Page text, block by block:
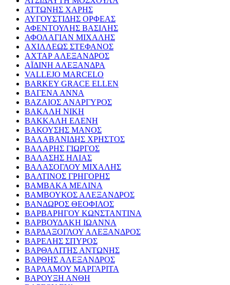
ΑΤΤΩΝΗΣ ΧΑΡΗΣ
ΑΥΓΟΥΣΤΙΔΗΣ ΟΡΦΕΑΣ
ΑΦΕΝΤΟΥΛΗΣ ΒΑΣΙΛΗΣ
ΑΦΟΛΑΓΙΑΝ ΜΙΧΑΛΗΣ
ΑΧΙΛΛΕΩΣ ΣΤΕΦΑΝΟΣ
ΑΧΤΑΡ ΑΛΕΞΑΝΔΡΟΣ
ΑΪΔΙΝΗ ΑΛΕΞΑΝΔΡΑ
VALLEJO MARCELO
BARKEY GRACE ELLEN
ΒΑΓΕΝΑ ΑΝΝΑ
ΒΑΖΑΙΟΣ ΑΝΑΡΓΥΡΟΣ
ΒΑΚΑΛΗ ΝΙΚΗ
ΒΑΚΚΑΛΗ ΕΛΕΝΗ
ΒΑΚΟΥΣΗΣ ΜΑΝΟΣ
ΒΑΛΑΒΑΝΙΔΗΣ ΧΡΗΣΤΟΣ
ΒΑΛΑΡΗΣ ΓΙΩΡΓΟΣ
ΒΑΛΑΣΗΣ ΗΛΙΑΣ
ΒΑΛΑΣΟΓΛΟΥ ΜΙΧΑΛΗΣ
ΒΑΛΤΙΝΟΣ ΓΡΗΓΟΡΗΣ
ΒΑΜΒΑΚΑ ΜΕΛΙΝΑ
ΒΑΜΒΟΥΚΟΣ ΑΛΕΞΑΝΔΡΟΣ
ΒΑΝΔΩΡΟΣ ΘΕΟΦΙΛΟΣ
ΒΑΡΒΑΡΗΓΟΥ ΚΩΝΣΤΑΝΤΙΝΑ
ΒΑΡΒΟΥΔΑΚΗ ΙΩΑΝΝΑ
ΒΑΡΔΑΞΟΓΛΟΥ ΑΛΕΞΑΝΔΡΟΣ
ΒΑΡΕΛΗΣ ΣΠΥΡΟΣ
ΒΑΡΘΑΛΙΤΗΣ ΑΝΤΩΝΗΣ
ΒΑΡΘΗΣ ΑΛΕΞΑΝΔΡΟΣ
ΒΑΡΛΑΜΟΥ ΜΑΡΓΑΡΙΤΑ
ΒΑΡΟΥΞΗ ΑΝΘΗ